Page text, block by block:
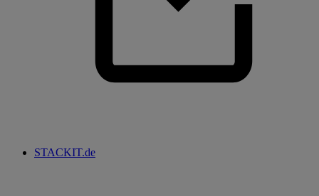
STACKIT.de